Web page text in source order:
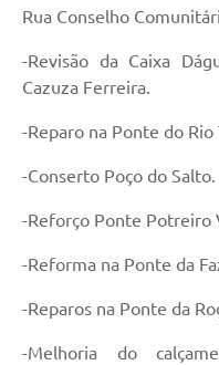
Arquivos para Download
Galeria de Vídeos
Conselhos
Projetos
Contas Públicas
Legislação
Editais
Serviços Online
Telefones Úteis
Rua Conselho
-Revisão da Caixa
Cazuza Ferreira.
-Reparo na Ponte do Rio
-Conserto Poço do Salto.
-Reforço Ponte Potreiro
-Reforma na Ponte da
-Reparos na Ponte da
-Melhoria do